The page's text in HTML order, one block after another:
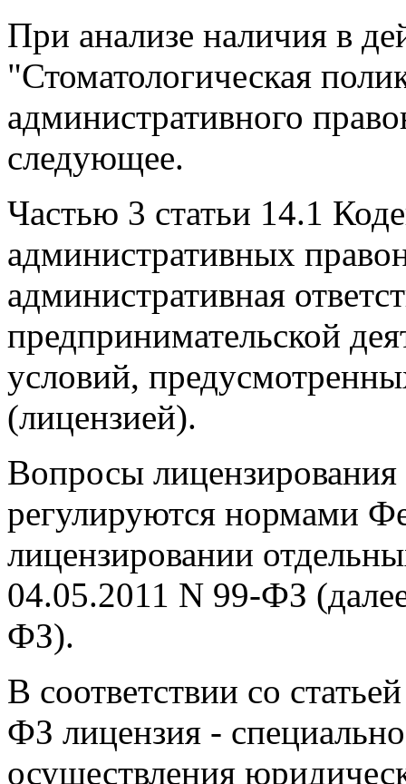
При анализе наличия в
"Стоматологическая
административного
следующее.
Частью 3 статьи 14.1
административных
административная
предпринимательской
условий,
(лицензией).
Вопросы
регулируются нормами
лицензировании
04.05.2011 N 99-ФЗ
ФЗ).
В соответствии со
ФЗ лицензия -
осуществления